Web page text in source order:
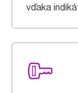
vďaka